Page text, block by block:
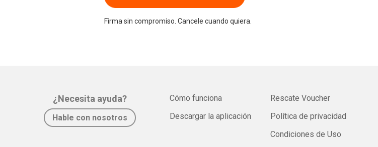
Firma sin compromiso. Cancele cuando quiera.
¿Necesita ayuda?
Hable con nosotros
Cómo funciona
Descargar la aplicación
Rescate Voucher
Política de privacidad
Condiciones de Uso